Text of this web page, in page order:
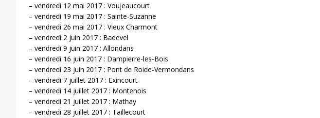
– vendredi 12 mai 2017 : Voujeaucourt
– vendredi 19 mai 2017 : Sainte-Suzanne
– vendredi 26 mai 2017 : Vieux Charmont
– vendredi 2 juin 2017 : Badevel
– vendredi 9 juin 2017 : Allondans
– vendredi 16 juin 2017 : Dampierre-les-Bois
– vendredi 23 juin 2017 : Pont de Roide-Vermondans
– vendredi 7 juillet 2017 : Exincourt
– vendredi 14 juillet 2017 : Montenois
– vendredi 21 juillet 2017 : Mathay
– vendredi 28 juillet 2017 : Taillecourt